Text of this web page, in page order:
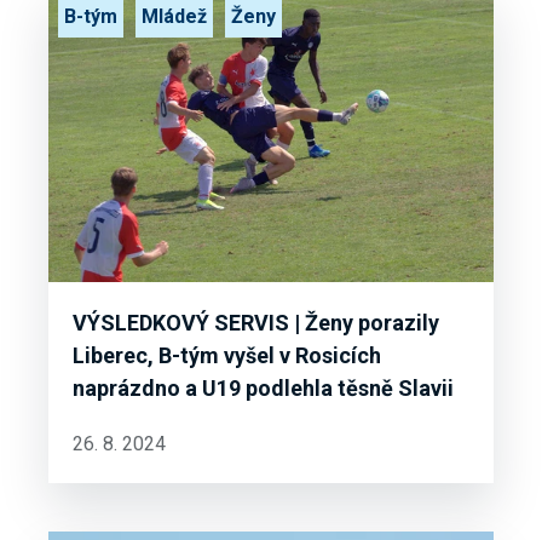
VÝSLEDKOVÝ SERVIS | Ženy porazily
Liberec, B-tým vyšel v Rosicích
naprázdno a U19 podlehla těsně Slavii
B-tým Mládež Ženy
26. 8. 2024